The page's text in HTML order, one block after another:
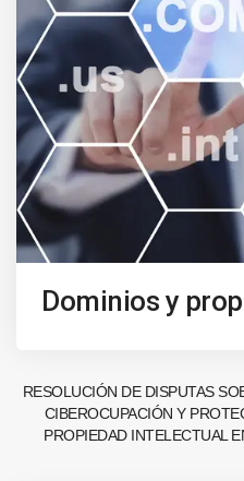
Dominios y
RESOLUCIÓN DE DISPUTAS
CIBEROCUPACIÓN Y
PROPIEDAD INTELECTUAL